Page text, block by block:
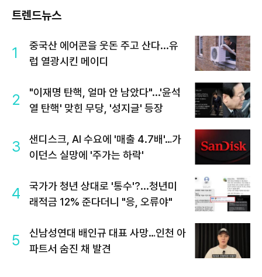
트렌드뉴스
1
중국산 에어콘을 웃돈 주고 산다...유
럽 열광시킨 메이디
2
"이재명 탄핵, 얼마 안 남았다"...'윤석
열 탄핵' 맞힌 무당, '성지글' 등장
3
샌디스크, AI 수요에 '매출 4.7배'…가
이던스 실망에 '주가는 하락'
4
국가가 청년 상대로 '통수'?...청년미
래적금 12% 준다더니 "응, 오류야"
5
신남성연대 배인규 대표 사망…인천 아
파트서 숨진 채 발견